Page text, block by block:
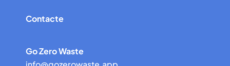
Contacte
Go Zero Waste